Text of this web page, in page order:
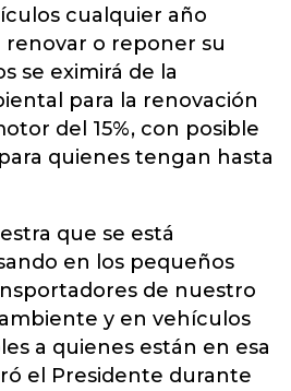
cualquier año
o reponer su
se eximirá de la
para la renovación
del 15%, con posible
quienes tengan hasta
que se está
en los pequeños
de nuestro
y en vehículos
a quienes están en esa
el Presidente durante